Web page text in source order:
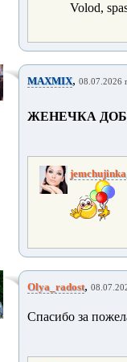
Volod,
MAXMIX, 08.07.2026
ЖЕНЕЧКА
jemchujinka
Olya_radost,
Спасибо за